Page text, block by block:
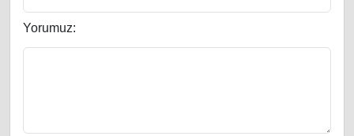
Yorumuz: